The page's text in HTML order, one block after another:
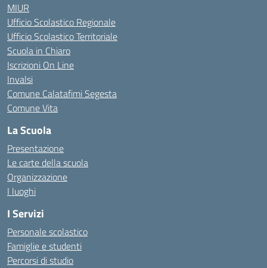
MIUR
Ufficio Scolastico Regionale
Ufficio Scolastico Territoriale
Scuola in Chiaro
Iscrizioni On Line
Invalsi
Comune Calatafimi Segesta
Comune Vita
La Scuola
Presentazione
Le carte della scuola
Organizzazione
I luoghi
I Servizi
Personale scolastico
Famiglie e studenti
Percorsi di studio